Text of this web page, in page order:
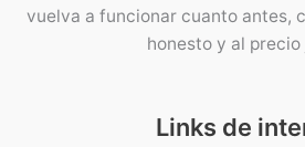
vuelva a funcionar cuanto antes,
honesto y al precio
Links de